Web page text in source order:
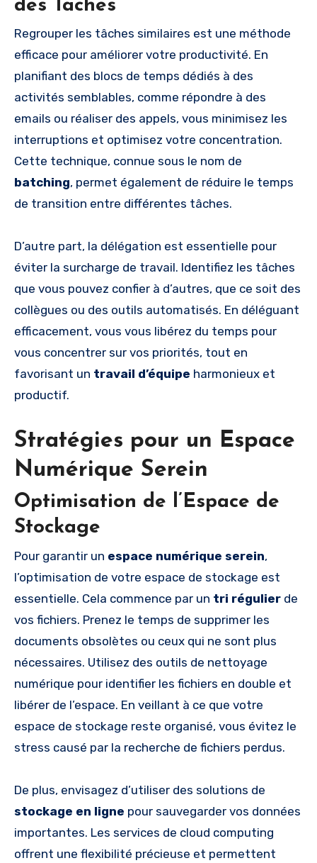
des Tâches
Regrouper les tâches similaires est une méthode
efficace pour améliorer votre productivité. En
planifiant des blocs de temps dédiés à des
activités semblables, comme répondre à des
emails ou réaliser des appels, vous minimisez les
interruptions et optimisez votre concentration.
Cette technique, connue sous le nom de
batching, permet également de réduire le temps
de transition entre différentes tâches.
D’autre part, la délégation est essentielle pour
éviter la surcharge de travail. Identifiez les tâches
que vous pouvez confier à d’autres, que ce soit des
collègues ou des outils automatisés. En déléguant
efficacement, vous vous libérez du temps pour
vous concentrer sur vos priorités, tout en
favorisant un travail d’équipe harmonieux et
productif.
Stratégies pour un Espace
Numérique Serein
Optimisation de l’Espace de
Stockage
Pour garantir un espace numérique serein,
l’optimisation de votre espace de stockage est
essentielle. Cela commence par un tri régulier de
vos fichiers. Prenez le temps de supprimer les
documents obsolètes ou ceux qui ne sont plus
nécessaires. Utilisez des outils de nettoyage
numérique pour identifier les fichiers en double et
libérer de l’espace. En veillant à ce que votre
espace de stockage reste organisé, vous évitez le
stress causé par la recherche de fichiers perdus.
De plus, envisagez d’utiliser des solutions de
stockage en ligne pour sauvegarder vos données
importantes. Les services de cloud computing
offrent une flexibilité précieuse et permettent